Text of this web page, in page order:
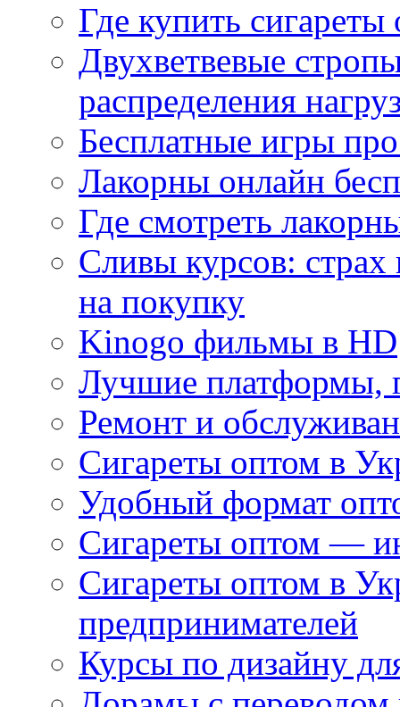
Где купить
Двухветвевые
распределения
Бесплатные игры
Лакорны онлайн
Где смотреть
Сливы курсов:
на покупку
Kinogo фильмы в HD
Лучшие платформы,
Ремонт и
Сигареты оптом в
Удобный формат
Сигареты оптом —
Сигареты оптом в
предпринимателей
Курсы по дизайну